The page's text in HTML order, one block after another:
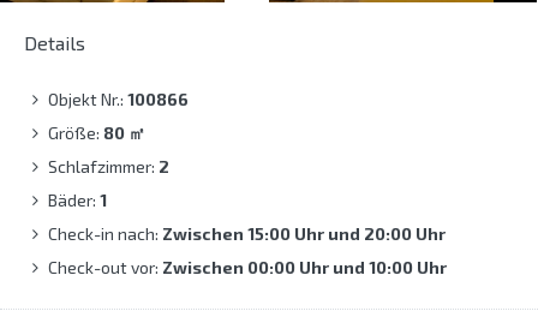
Details
Objekt Nr.: 100866
Größe: 80 ㎡
Schlafzimmer: 2
Bäder: 1
Check-in nach: Zwischen 15:00 Uhr und 20:00 Uhr
Check-out vor: Zwischen 00:00 Uhr und 10:00 Uhr